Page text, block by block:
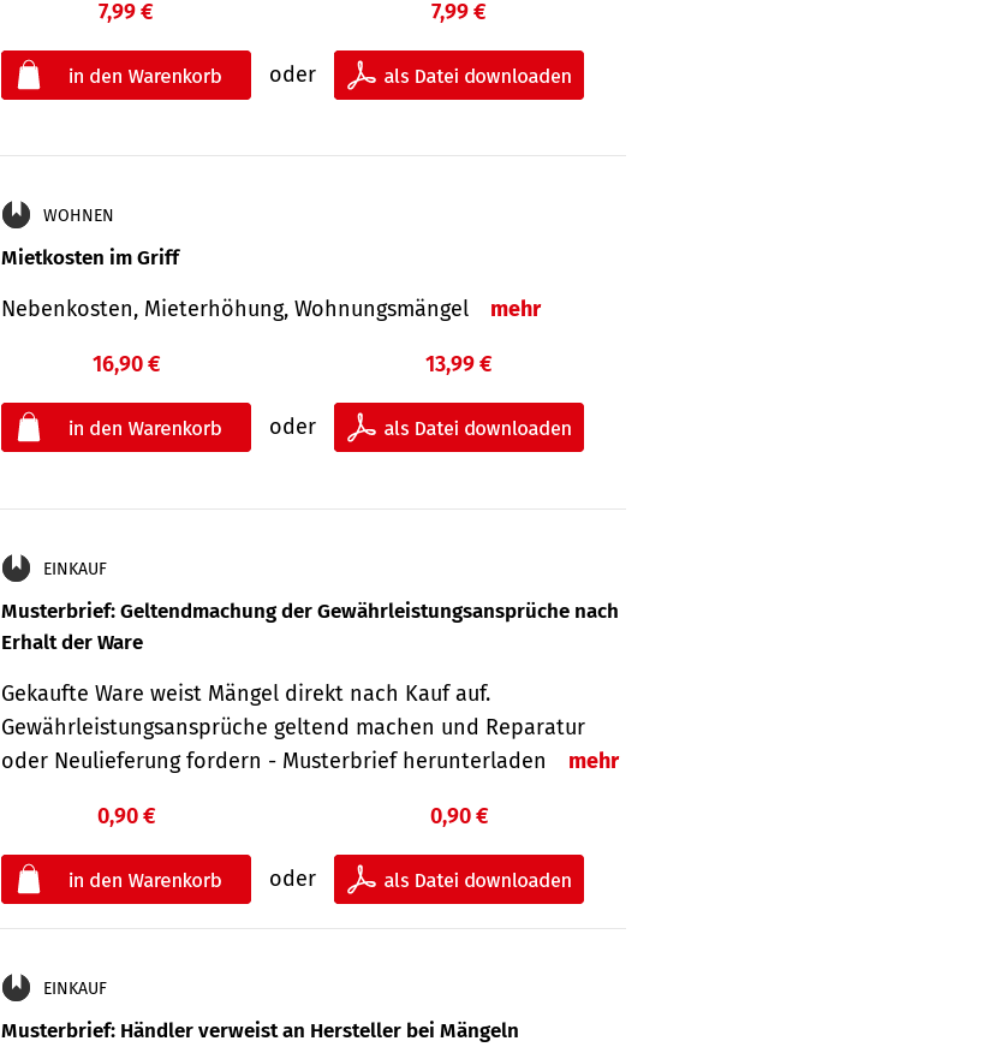
7,99 €
oder
7,99 €
WOHNEN
Mietkosten im Griff
Nebenkosten, Mieterhöhung, Wohnungsmängel mehr
16,90 €
oder
13,99 €
EINKAUF
Musterbrief: Geltendmachung der Gewährleistungsansprüche nach
Erhalt der Ware
Gekaufte Ware weist Mängel direkt nach Kauf auf.
Gewährleistungsansprüche geltend machen und Reparatur
oder Neulieferung fordern - Musterbrief herunterladen
mehr
0,90 €
oder
0,90 €
EINKAUF
Musterbrief: Händler verweist an Hersteller bei Mängeln